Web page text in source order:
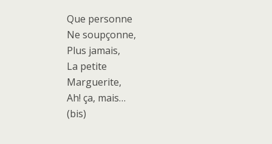
Que personne
Ne soupçonne,
Plus jamais,
La petite
Marguerite,
Ah! ça, mais…
(bis)